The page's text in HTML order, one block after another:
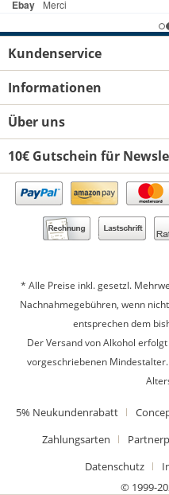
Kundenservice
Informationen
Über uns
10€ Gutschein für
* Alle Preise inkl. gesetzl.
Nachnahmegebühren, wenn
entsprechen dem
Der Versand von Alkohol
vorgeschriebenen
5% Neukundenrabatt
Zahlungsarten
Datenschutz
© 1999-